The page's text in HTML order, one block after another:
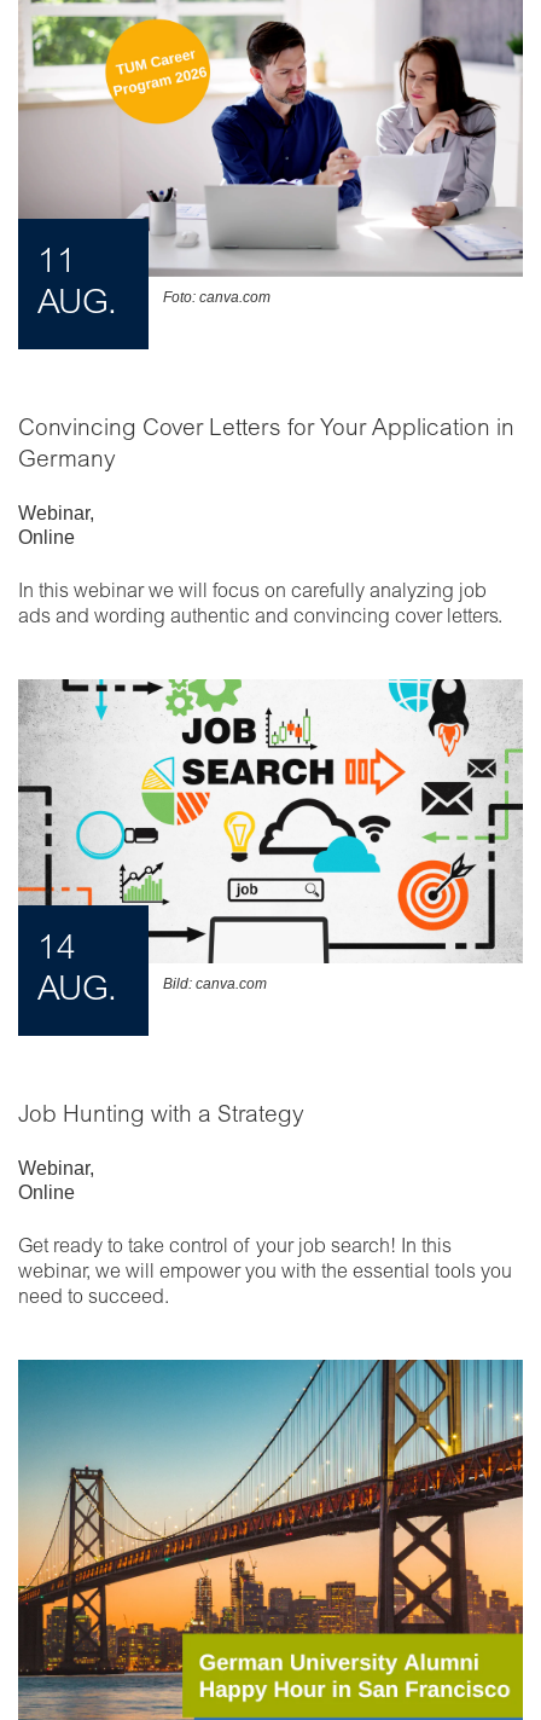
Foto: canva.com
11
AUG.
Convincing Cover Letters for Your Application in
Germany
Webinar,
Online
In this webinar we will focus on carefully analyzing job
ads and wording authentic and convincing cover letters.
Bild: canva.com
14
AUG.
Job Hunting with a Strategy
Webinar,
Online
Get ready to take control of your job search! In this
webinar, we will empower you with the essential tools you
need to succeed.